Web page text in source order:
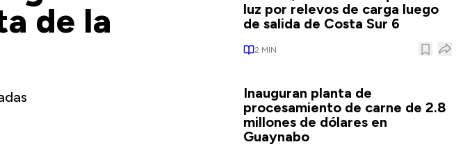
de la
luz por relevos de carga luego
de salida de Costa Sur 6
2 MIN
Inauguran planta de
procesamiento de carne de 2.8
millones de dólares en
Guaynabo